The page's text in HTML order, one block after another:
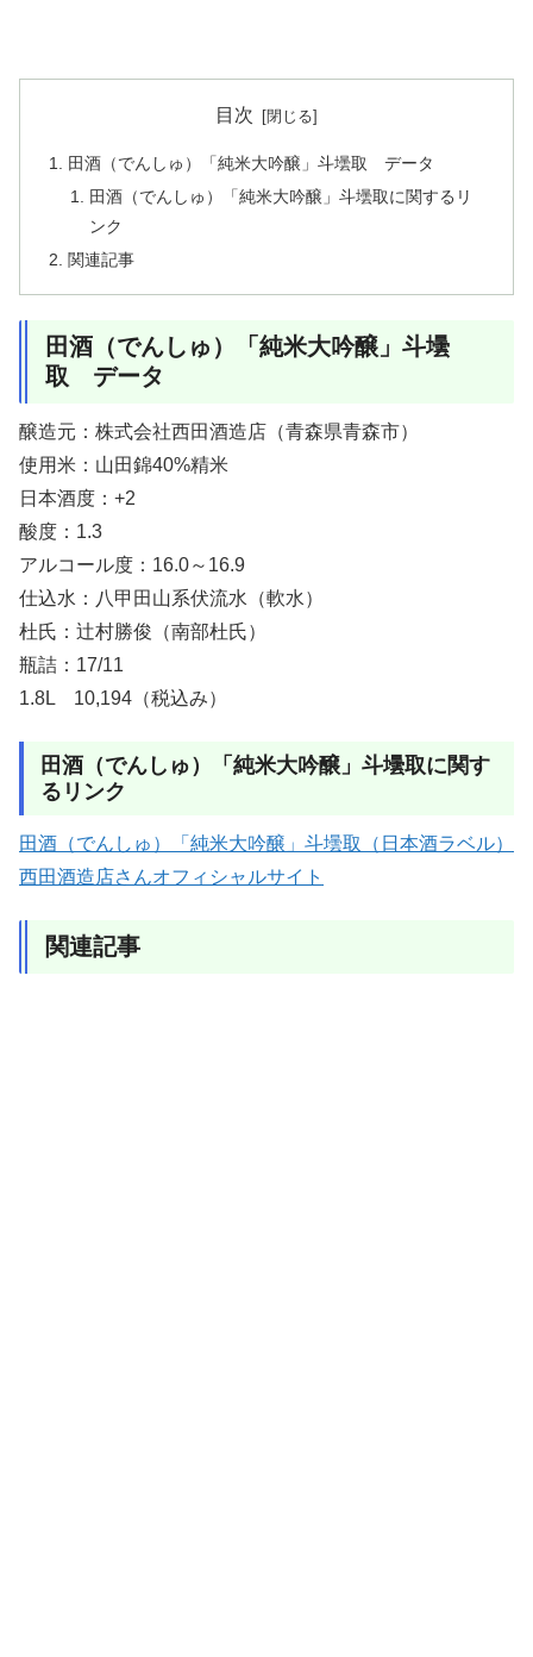
目次
田酒（でんしゅ）「純米大吟醸」斗壜取 データ
田酒（でんしゅ）「純米大吟醸」斗壜取に関するリ
ンク
関連記事
田酒（でんしゅ）「純米大吟醸」斗壜
取 データ
醸造元：株式会社西田酒造店（青森県青森市）
使用米：山田錦40%精米
日本酒度：+2
酸度：1.3
アルコール度：16.0～16.9
仕込水：八甲田山系伏流水（軟水）
杜氏：辻村勝俊（南部杜氏）
瓶詰：17/11
1.8L 10,194（税込み）
田酒（でんしゅ）「純米大吟醸」斗壜取に関す
るリンク
田酒（でんしゅ）「純米大吟醸」斗壜取（日本酒ラベル）
西田酒造店さんオフィシャルサイト
関連記事